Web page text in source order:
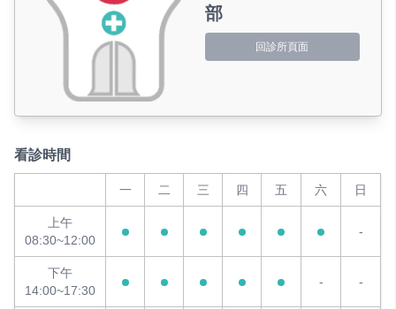
部
回診所頁面
看診時間
一 二 三 四 五 六 日
上午
08:30~12:00
-
下午
14:00~17:30
- -